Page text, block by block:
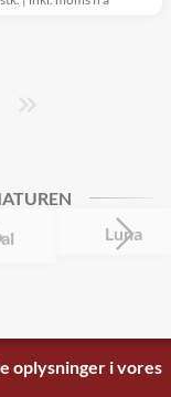
Luna
oplysninger i vores